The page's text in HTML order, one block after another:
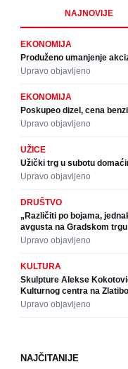
NAJNOVIJE
EKONOMIJA
Produženo umanjenje
Upravo objavljeno
EKONOMIJA
Poskupeo dizel, cena
Upravo objavljeno
UŽICE
Užički trg u subotu
Upravo objavljeno
DRUŠTVO
„Različiti po bojama,
avgusta na Gradskom
Upravo objavljeno
KULTURA
Skulpture Alekse
Kulturnog centra na
Upravo objavljeno
NAJČITANIJE